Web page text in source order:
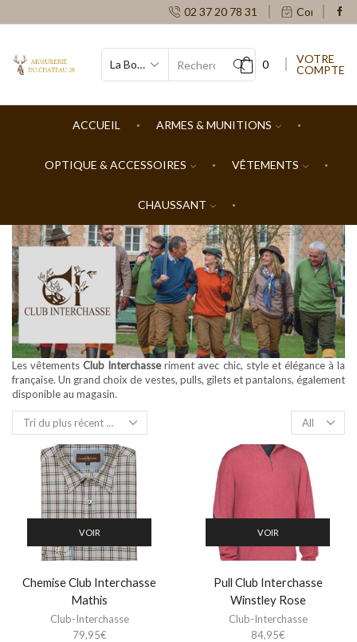
02 37 20 78 31 Contacts
SEARCH
0
VOTRE
COMPTE
ACCUEIL ARMES & MUNITIONS
OPTIQUE & ACCESSOIRES VÊTEMENTS
CHAUSSANT
Les vêtementsClub Interchasseriment avec chic, style et élégance à la
française. Un grand choix de vestes, pulls, gilets et pantalons, également
disponible au magasin.
Products
per
page
VOIR
Chemise Club Interchasse
Mathis
Club-Interchasse
79,95€
VOIR
Pull Club Interchasse
Winstley Rose
Club-Interchasse
84,95€